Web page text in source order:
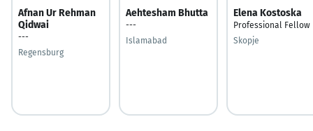
Afnan Ur Rehman
Qidwai
---
Regensburg
Aehtesham Bhutta
---
Islamabad
Elena Kostoska
Professional Fellow
Skopje